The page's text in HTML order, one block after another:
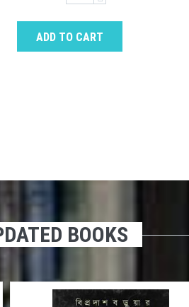
ADD TO CART
BOOKS